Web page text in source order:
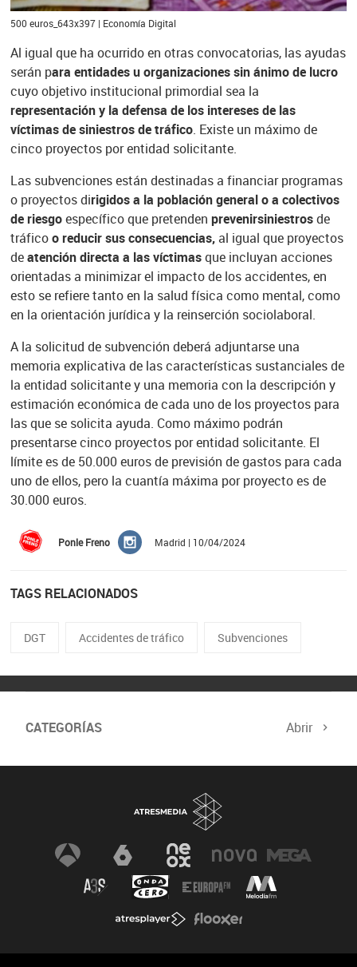
500 euros_643x397 | Economía Digital
Al igual que ha ocurrido en otras convocatorias, las ayudas
serán para entidades u organizaciones sin ánimo de lucro
cuyo objetivo institucional primordial sea la
representación y la defensa de los intereses de las
víctimas de siniestros de tráfico. Existe un máximo de
cinco proyectos por entidad solicitante.
Las subvenciones están destinadas a financiar programas
o proyectos dirigidos a la población general o a colectivos
de riesgoespecífico que pretenden prevenirsiniestrosde
tráficoo reducir sus consecuencias,al igual que proyectos
deatención directa a las víctimasque incluyan acciones
orientadas a minimizar el impacto de los accidentes, en
esto se refiere tanto en la salud física como mental, como
en la orientación jurídica y la reinserción sociolaboral.
A la solicitud de subvención deberá adjuntarse una
memoria explicativa de las características sustanciales de
la entidad solicitante y una memoria con la descripción y
estimación económica de cada uno de los proyectos para
las que se solicita ayuda. Como máximo podrán
presentarse cinco proyectos por entidad solicitante. El
límite es de 50.000 euros de previsión de gastos para cada
uno de ellos, pero la cuantía máxima por proyecto es de
30.000 euros.
Ponle Freno Madrid | 10/04/2024
TAGS RELACIONADOS
DGT Accidentes de tráfico Subvenciones
CATEGORÍAS Abrir